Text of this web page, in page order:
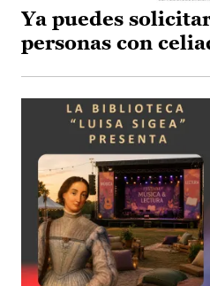
Ya puedes
personas con